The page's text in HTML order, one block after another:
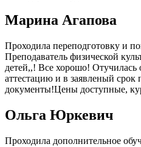
Марина Агапова
Проходила переподготовку и
Преподаватель физической
детей,,! Все хорошо! Отучилась
аттестацию и в заявленый срок
документы!Цены доступные,
Ольга Юркевич
Проходила дополнительное